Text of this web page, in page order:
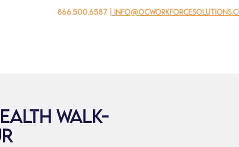
866.500.6587 |
Walk-